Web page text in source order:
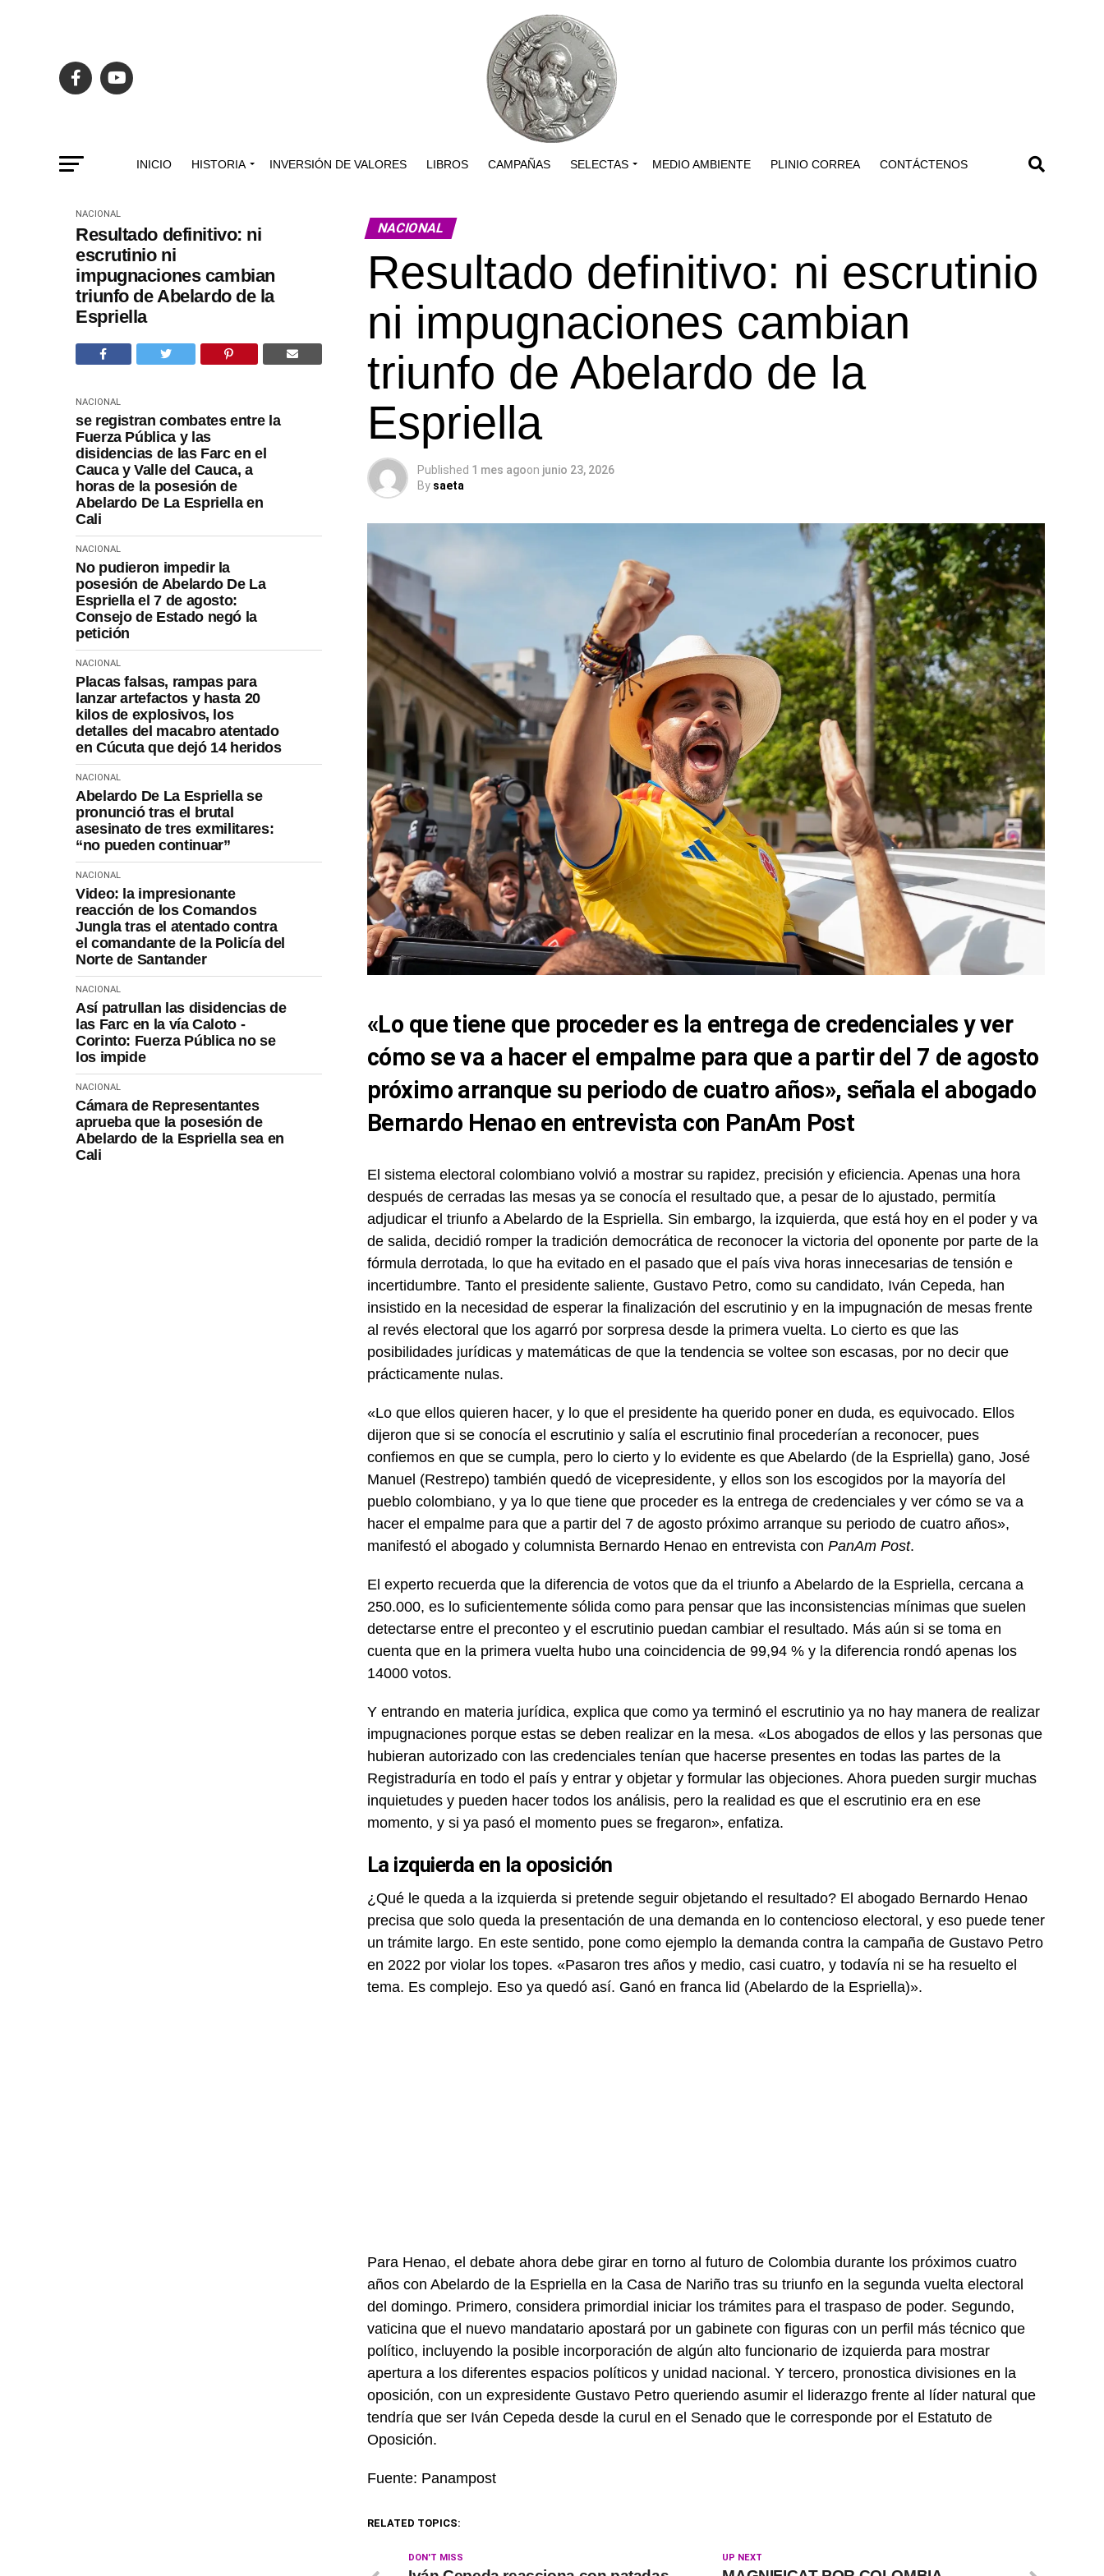
INICIO HISTORIA INVERSIÓN DE VALORES LIBROS CAMPAÑAS SELECTAS MEDIO AMBIENTE PLINIO CORREA CONTÁCTENOS
NACIONAL
Resultado definitivo: ni
escrutinio ni
impugnaciones cambian
triunfo de Abelardo de la
Espriella
NACIONAL
se registran combates entre la
Fuerza Pública y las
disidencias de las Farc en el
Cauca y Valle del Cauca, a
horas de la posesión de
Abelardo De La Espriella en
Cali
NACIONAL
No pudieron impedir la
posesión de Abelardo De La
Espriella el 7 de agosto:
Consejo de Estado negó la
petición
NACIONAL
Placas falsas, rampas para
lanzar artefactos y hasta 20
kilos de explosivos, los
detalles del macabro atentado
en Cúcuta que dejó 14 heridos
NACIONAL
Abelardo De La Espriella se
pronunció tras el brutal
asesinato de tres exmilitares:
“no pueden continuar”
NACIONAL
Video: la impresionante
reacción de los Comandos
Jungla tras el atentado contra
el comandante de la Policía del
Norte de Santander
NACIONAL
Así patrullan las disidencias de
las Farc en la vía Caloto -
Corinto: Fuerza Pública no se
los impide
NACIONAL
Cámara de Representantes
aprueba que la posesión de
Abelardo de la Espriella sea en
Cali
NACIONAL
Resultado definitivo: ni escrutinio
ni impugnaciones cambian
triunfo de Abelardo de la
Espriella
Published 1 mes agoon junio 23, 2026
By saeta
«Lo que tiene que proceder es la entrega de credenciales y ver
cómo se va a hacer el empalme para que a partir del 7 de agosto
próximo arranque su periodo de cuatro años», señala el abogado
Bernardo Henao en entrevista con PanAm Post
El sistema electoral colombiano volvió a mostrar su rapidez, precisión y eficiencia. Apenas una hora
después de cerradas las mesas ya se conocía el resultado que, a pesar de lo ajustado, permitía
adjudicar el triunfo a Abelardo de la Espriella. Sin embargo, la izquierda, que está hoy en el poder y va
de salida, decidió romper la tradición democrática de reconocer la victoria del oponente por parte de la
fórmula derrotada, lo que ha evitado en el pasado que el país viva horas innecesarias de tensión e
incertidumbre. Tanto el presidente saliente, Gustavo Petro, como su candidato, Iván Cepeda, han
insistido en la necesidad de esperar la finalización del escrutinio y en la impugnación de mesas frente
al revés electoral que los agarró por sorpresa desde la primera vuelta. Lo cierto es que las
posibilidades jurídicas y matemáticas de que la tendencia se voltee son escasas, por no decir que
prácticamente nulas.
«Lo que ellos quieren hacer, y lo que el presidente ha querido poner en duda, es equivocado. Ellos
dijeron que si se conocía el escrutinio y salía el escrutinio final procederían a reconocer, pues
confiemos en que se cumpla, pero lo cierto y lo evidente es que Abelardo (de la Espriella) gano, José
Manuel (Restrepo) también quedó de vicepresidente, y ellos son los escogidos por la mayoría del
pueblo colombiano, y ya lo que tiene que proceder es la entrega de credenciales y ver cómo se va a
hacer el empalme para que a partir del 7 de agosto próximo arranque su periodo de cuatro años»,
manifestó el abogado y columnista Bernardo Henao en entrevista con PanAm Post.
El experto recuerda que la diferencia de votos que da el triunfo a Abelardo de la Espriella, cercana a
250.000, es lo suficientemente sólida como para pensar que las inconsistencias mínimas que suelen
detectarse entre el preconteo y el escrutinio puedan cambiar el resultado. Más aún si se toma en
cuenta que en la primera vuelta hubo una coincidencia de 99,94 % y la diferencia rondó apenas los
14000 votos.
Y entrando en materia jurídica, explica que como ya terminó el escrutinio ya no hay manera de realizar
impugnaciones porque estas se deben realizar en la mesa. «Los abogados de ellos y las personas que
hubieran autorizado con las credenciales tenían que hacerse presentes en todas las partes de la
Registraduría en todo el país y entrar y objetar y formular las objeciones. Ahora pueden surgir muchas
inquietudes y pueden hacer todos los análisis, pero la realidad es que el escrutinio era en ese
momento, y si ya pasó el momento pues se fregaron», enfatiza.
La izquierda en la oposición
¿Qué le queda a la izquierda si pretende seguir objetando el resultado? El abogado Bernardo Henao
precisa que solo queda la presentación de una demanda en lo contencioso electoral, y eso puede tener
un trámite largo. En este sentido, pone como ejemplo la demanda contra la campaña de Gustavo Petro
en 2022 por violar los topes. «Pasaron tres años y medio, casi cuatro, y todavía ni se ha resuelto el
tema. Es complejo. Eso ya quedó así. Ganó en franca lid (Abelardo de la Espriella)».
Para Henao, el debate ahora debe girar en torno al futuro de Colombia durante los próximos cuatro
años con Abelardo de la Espriella en la Casa de Nariño tras su triunfo en la segunda vuelta electoral
del domingo. Primero, considera primordial iniciar los trámites para el traspaso de poder. Segundo,
vaticina que el nuevo mandatario apostará por un gabinete con figuras con un perfil más técnico que
político, incluyendo la posible incorporación de algún alto funcionario de izquierda para mostrar
apertura a los diferentes espacios políticos y unidad nacional. Y tercero, pronostica divisiones en la
oposición, con un expresidente Gustavo Petro queriendo asumir el liderazgo frente al líder natural que
tendría que ser Iván Cepeda desde la curul en el Senado que le corresponde por el Estatuto de
Oposición.
Fuente: Panampost
RELATED TOPICS:
UP NEXT
DON'T MISS